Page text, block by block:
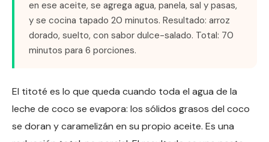
en ese aceite, se agrega agua, panela, sal y pasas,
y se cocina tapado 20 minutos. Resultado: arroz
dorado, suelto, con sabor dulce-salado. Total: 70
minutos para 6 porciones.
El titoté es lo que queda cuando toda el agua de la
leche de coco se evapora: los sólidos grasos del coco
se doran y caramelizán en su propio aceite. Es una